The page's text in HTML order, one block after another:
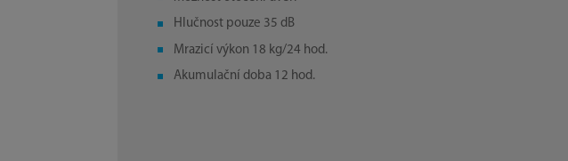
Hlučnost pouze 35 dB
Mrazicí výkon 18 kg/24 hod.
Akumulační doba 12 hod.